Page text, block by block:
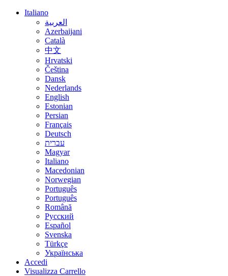
Italiano
العربية
Azerbaijani
Català
中文
Hrvatski
Čeština
Dansk
Nederlands
English
Estonian
Persian
Français
Deutsch
עברית
Magyar
Italiano
Macedonian
Norwegian
Português
Português
Română
Русский
Español
Svenska
Türkçe
Українська
Accedi
Visualizza Carrello